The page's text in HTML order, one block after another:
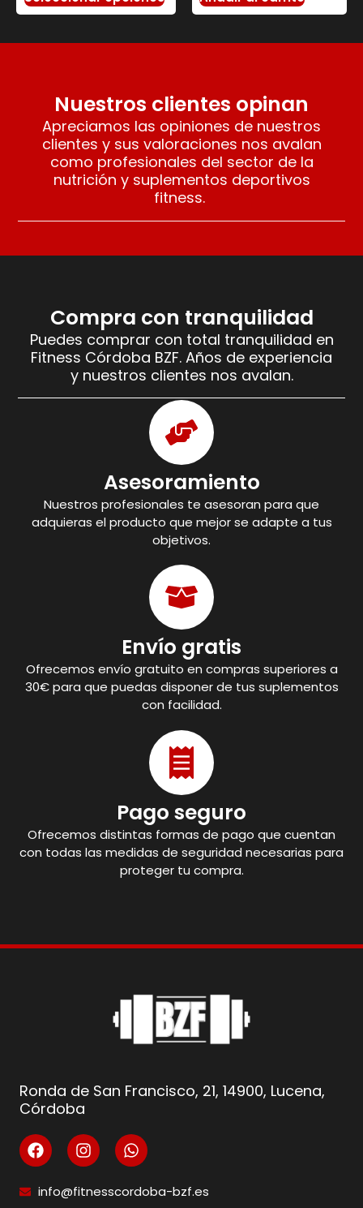
Nuestros clientes opinan
Apreciamos las opiniones de nuestros
clientes y sus valoraciones nos avalan
como profesionales del sector de la
nutrición y suplementos deportivos
fitness.
Compra con tranquilidad
Puedes comprar con total tranquilidad en
Fitness Córdoba BZF. Años de experiencia
y nuestros clientes nos avalan.
Asesoramiento
Nuestros profesionales te asesoran para que
adquieras el producto que mejor se adapte a tus
objetivos.
Envío gratis
Ofrecemos envío gratuito en compras superiores a
30€ para que puedas disponer de tus suplementos
con facilidad.
Pago seguro
Ofrecemos distintas formas de pago que cuentan
con todas las medidas de seguridad necesarias para
proteger tu compra.
Ronda de San Francisco, 21, 14900, Lucena,
Córdoba
info@fitnesscordoba-bzf.es